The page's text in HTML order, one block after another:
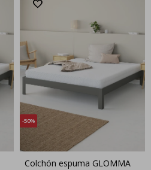
50
Colchón espuma GLOMMA